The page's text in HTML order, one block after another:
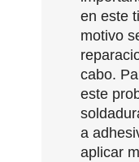
en este
motivo
cabo.
este
a
aplicar